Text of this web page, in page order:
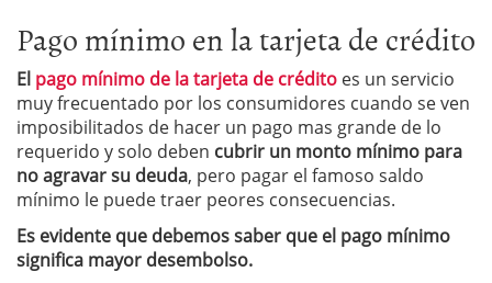
Pago mínimo en la tarjeta de crédito
El pago mínimo de la tarjeta de crédito es un servicio
muy frecuentado por los consumidores cuando se ven
imposibilitados de hacer un pago mas grande de lo
requerido y solo deben cubrir un monto mínimo para
no agravar su deuda, pero pagar el famoso saldo
mínimo le puede traer peores consecuencias.
Es evidente que debemos saber que el pago mínimo
significa mayor desembolso.